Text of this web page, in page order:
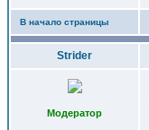
В начало страницы
Strider
Модератор